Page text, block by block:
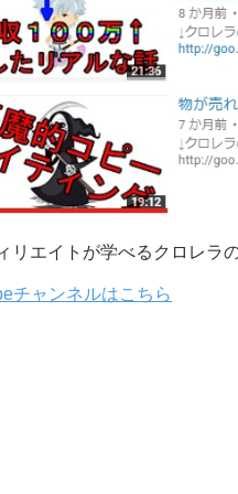
リエイトが学べるクロレラ
チャンネルはこちら